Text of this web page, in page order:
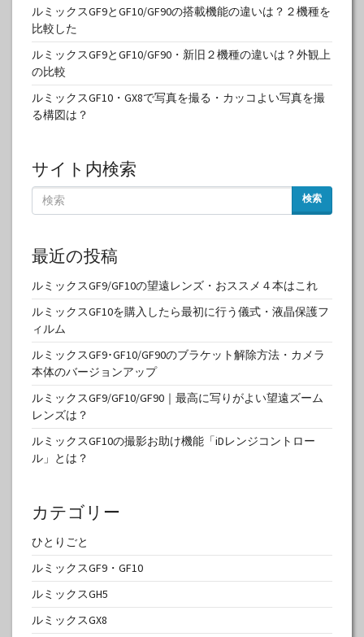
ルミックスGF9とGF10/GF90の搭載機能の違いは？２機種を
比較した
ルミックスGF9とGF10/GF90・新旧２機種の違いは？外観上
の比較
ルミックスGF10・GX8で写真を撮る・カッコよい写真を撮
る構図は？
サイト内検索
検索
最近の投稿
ルミックスGF9/GF10の望遠レンズ・おススメ４本はこれ
ルミックスGF10を購入したら最初に行う儀式・液晶保護フ
ィルム
ルミックスGF9･GF10/GF90のブラケット解除方法・カメラ
本体のバージョンアップ
ルミックスGF9/GF10/GF90｜最高に写りがよい望遠ズーム
レンズは？
ルミックスGF10の撮影お助け機能「iDレンジコントロー
ル」とは？
カテゴリー
ひとりごと
ルミックスGF9・GF10
ルミックスGH5
ルミックスGX8